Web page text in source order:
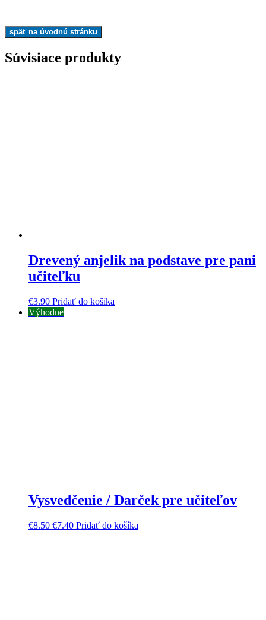
Súvisiace produkty
Drevený anjelik na podstave pre pani
učiteľku
€3.90 Pridať do košíka
Výhodne
Vysvedčenie / Darček pre učiteľov
€8.50 €7.40 Pridať do košíka